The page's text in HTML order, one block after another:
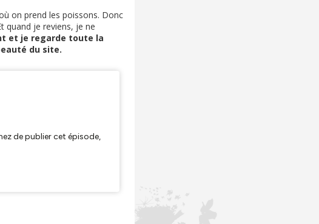
on prend les poissons. Donc
quand je reviens, je ne
et je regarde toute la
du site.